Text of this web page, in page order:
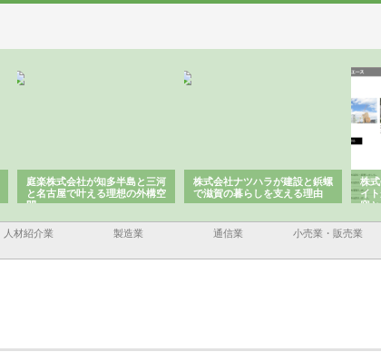
庭楽株式会社が知多半島と三河
と名古屋で叶える理想の外構空
間
株式会社ナツハラが建設と鋲螺
で滋賀の暮らしを支える理由
株
イ
容
人材紹介業 製造業 通信業 小売業・販売業